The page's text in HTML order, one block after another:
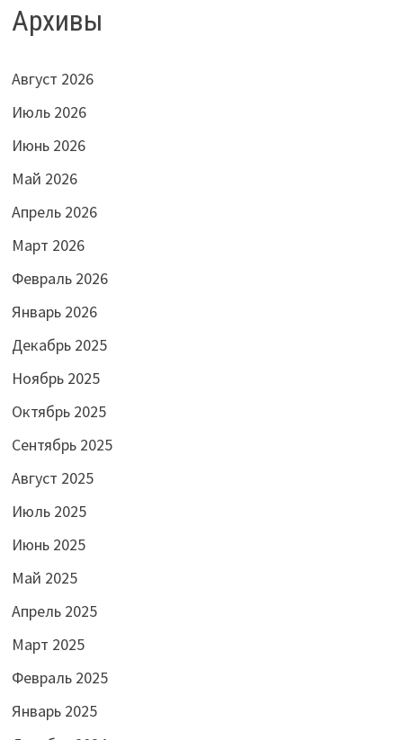
Архивы
Август 2026
Июль 2026
Июнь 2026
Май 2026
Апрель 2026
Март 2026
Февраль 2026
Январь 2026
Декабрь 2025
Ноябрь 2025
Октябрь 2025
Сентябрь 2025
Август 2025
Июль 2025
Июнь 2025
Май 2025
Апрель 2025
Март 2025
Февраль 2025
Январь 2025